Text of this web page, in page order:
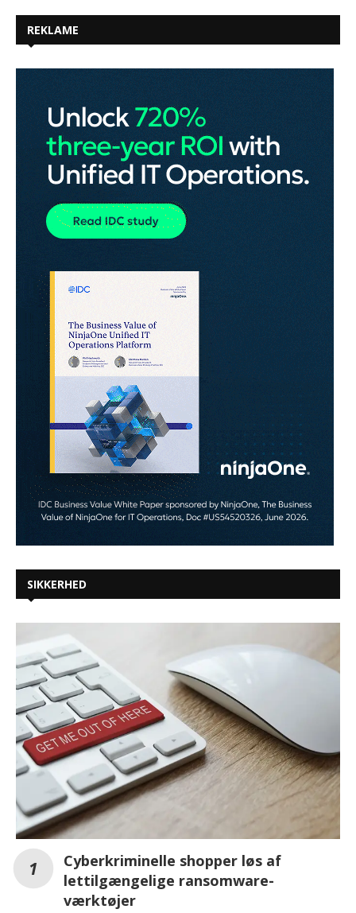
REKLAME
SIKKERHED
Cyberkriminelle shopper løs af
lettilgængelige ransomware-
værktøjer